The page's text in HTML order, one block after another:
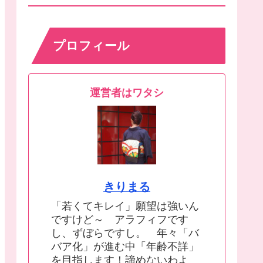
プロフィール
運営者はワタシ
きりまる
「若くてキレイ」願望は強いん
ですけど～ アラフィフです
し、ずぼらですし。 年々「バ
バア化」が進む中「年齢不詳」
を目指します！諦めないわよ